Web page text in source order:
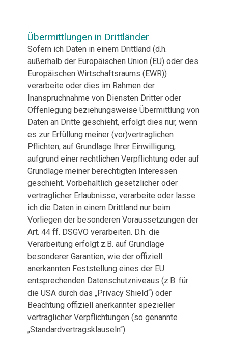
Übermittlungen in Drittländer
Sofern ich Daten in einem Drittland (d.h.
außerhalb der Europäischen Union (EU) oder des
Europäischen Wirtschaftsraums (EWR))
verarbeite oder dies im Rahmen der
Inanspruchnahme von Diensten Dritter oder
Offenlegung beziehungsweise Übermittlung von
Daten an Dritte geschieht, erfolgt dies nur, wenn
es zur Erfüllung meiner (vor)vertraglichen
Pflichten, auf Grundlage Ihrer Einwilligung,
aufgrund einer rechtlichen Verpflichtung oder auf
Grundlage meiner berechtigten Interessen
geschieht. Vorbehaltlich gesetzlicher oder
vertraglicher Erlaubnisse, verarbeite oder lasse
ich die Daten in einem Drittland nur beim
Vorliegen der besonderen Voraussetzungen der
Art. 44 ff. DSGVO verarbeiten. D.h. die
Verarbeitung erfolgt z.B. auf Grundlage
besonderer Garantien, wie der offiziell
anerkannten Feststellung eines der EU
entsprechenden Datenschutzniveaus (z.B. für
die USA durch das „Privacy Shield“) oder
Beachtung offiziell anerkannter spezieller
vertraglicher Verpflichtungen (so genannte
„Standardvertragsklauseln“).